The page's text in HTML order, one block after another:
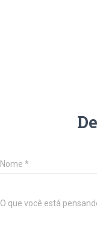
Nome *
O que você está